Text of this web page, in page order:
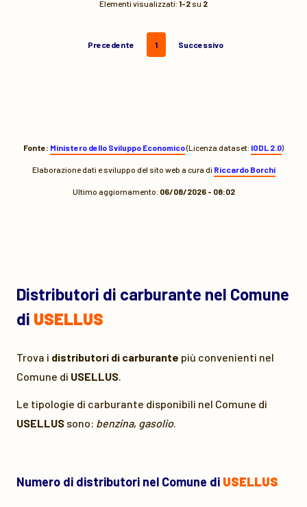
Elementi visualizzati: 1-2su 2
Precedente 1 Successivo
Fonte: Ministero dello Sviluppo Economico(Licenza dataset: IODL 2.0)
Elaborazione dati e sviluppo del sito web a cura di Riccardo Borchi
Ultimo aggiornamento: 06/08/2026 - 08:02
Distributori di carburante nel Comune
di USELLUS
Trova i distributori di carburante più convenienti nel
Comune di USELLUS.
Le tipologie di carburante disponibili nel Comune di
USELLUS sono: benzina, gasolio.
Numero di distributori nel Comune di USELLUS